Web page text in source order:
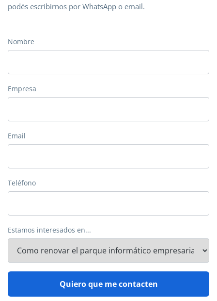
podés escribirnos por WhatsApp o email.
Nombre
Empresa
Email
Teléfono
Estamos interesados en...
Quiero que me contacten